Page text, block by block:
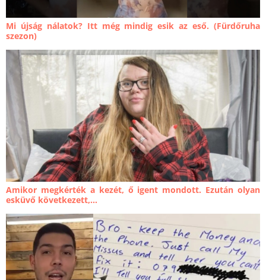
Mi újság nálatok? Itt még mindig esik az eső. (Fürdőruha
szezon)
Amikor megkérték a kezét, ő igent mondott. Ezután olyan
esküvő következett,...